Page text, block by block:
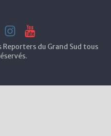
du Grand Sud tous